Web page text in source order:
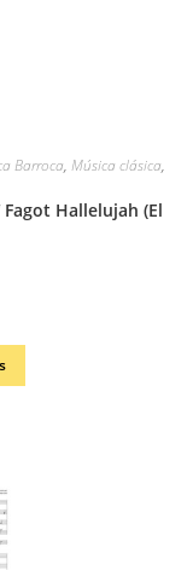
Barroca, Música clásica,
Hallelujah (El